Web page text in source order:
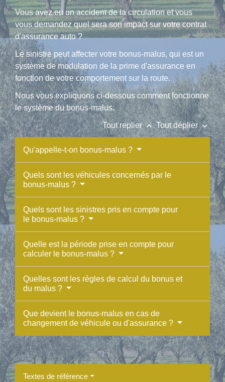
Vous avez eu un accident de la circulation et vous
vous demandez quel sera son impact sur votre contrat
d'assurance auto ?
Le sinistre peut affecter votre bonus-malus, qui est un
système de modulation de la prime d'assurance en
fonction de votre comportement sur la route.
Nous vous expliquons ci-dessous comment fonctionne
le système du bonus-malus.
Tout replierkeyboard_arrow_up Tout déplierkeyboard_arrow_down
Qu'appelle-t-on bonus-malus ?
Quels sont les véhicules concernés par le
bonus-malus ?
Quels sont les sinistres pris en compte pour
le bonus-malus ?
Quelle est la période prise en compte pour
calculer le bonus-malus ?
Quelles sont les règles de calcul du bonus et
du malus ?
Que devient le bonus-malus en cas de
changement de véhicule ou d'assurance ?
Textes de référence